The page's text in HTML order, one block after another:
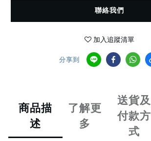
聯絡我們
加入追蹤清單
分享到
商品描
述
了解更
多
送貨及
付款方
式